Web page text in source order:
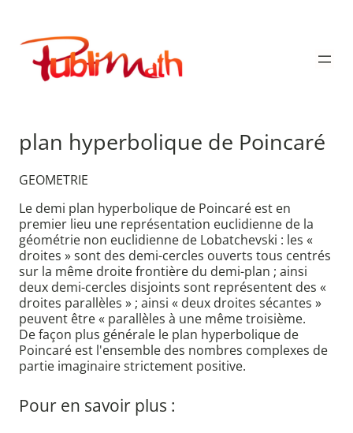
contenu
Publimath
plan hyperbolique de Poincaré
GEOMETRIE
Le demi plan hyperbolique de Poincaré est en
premier lieu une représentation euclidienne de la
géométrie non euclidienne de Lobatchevski : les «
droites » sont des demi-cercles ouverts tous centrés
sur la même droite frontière du demi-plan ; ainsi
deux demi-cercles disjoints sont représentent des «
droites parallèles » ; ainsi « deux droites sécantes »
peuvent être « parallèles à une même troisième.
De façon plus générale le plan hyperbolique de
Poincaré est l'ensemble des nombres complexes de
partie imaginaire strictement positive.
Pour en savoir plus :